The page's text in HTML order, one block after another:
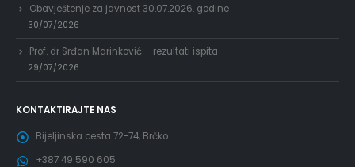
Obavještenje za javnost 30.07.2026. godine
30/07/2026
Prof. dr Srđan Marinković – rezultati ispita
29/07/2026
KONTAKTIRAJTE NAS
Bijeljinska cesta 72-74, Brčko
+387 49 590 605